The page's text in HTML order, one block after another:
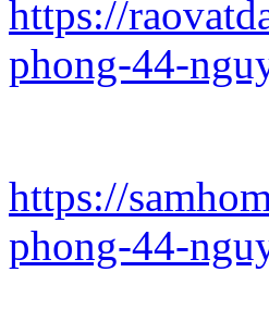
https://
phong-44-
https://
phong-44-